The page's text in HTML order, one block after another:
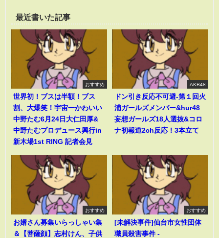
最近書いた記事
おすすめ
世界初！ブスは半額！ブス
割、大爆笑！宇宙一かわいい
中野たむ6月24日大仁田厚&
中野たむプロデュース興行in
新木場1st RING 記者会見
AKB48
ドン引き反応不可避-第１回火
浦ガールズメンバー&hur48
妄想ガールズ18人選抜&コロ
ナ初報道2ch反応！3本立て
おすすめ
お婿さん募集いらっしゃい集
＆【菩薩顔】志村けん、子供
おすすめ
[未解決事件]仙台市女性団体
職員殺害事件 -